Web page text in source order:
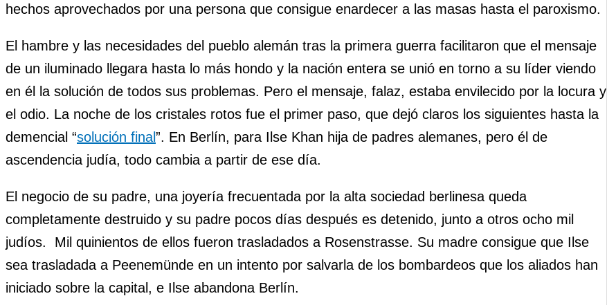
hechos aprovechados por una persona que consigue enardecer a las masas hasta el paroxismo.
El hambre y las necesidades del pueblo alemán tras la primera guerra facilitaron que el mensaje
de un iluminado llegara hasta lo más hondo y la nación entera se unió en torno a su líder viendo
en él la solución de todos sus problemas. Pero el mensaje, falaz, estaba envilecido por la locura y
el odio. La noche de los cristales rotos fue el primer paso, que dejó claros los siguientes hasta la
demencial “solución final”. En Berlín, para Ilse Khan hija de padres alemanes, pero él de
ascendencia judía, todo cambia a partir de ese día.
El negocio de su padre, una joyería frecuentada por la alta sociedad berlinesa queda
completamente destruido y su padre pocos días después es detenido, junto a otros ocho mil
judíos. Mil quinientos de ellos fueron trasladados a Rosenstrasse. Su madre consigue que Ilse
sea trasladada a Peenemünde en un intento por salvarla de los bombardeos que los aliados han
iniciado sobre la capital, e Ilse abandona Berlín.